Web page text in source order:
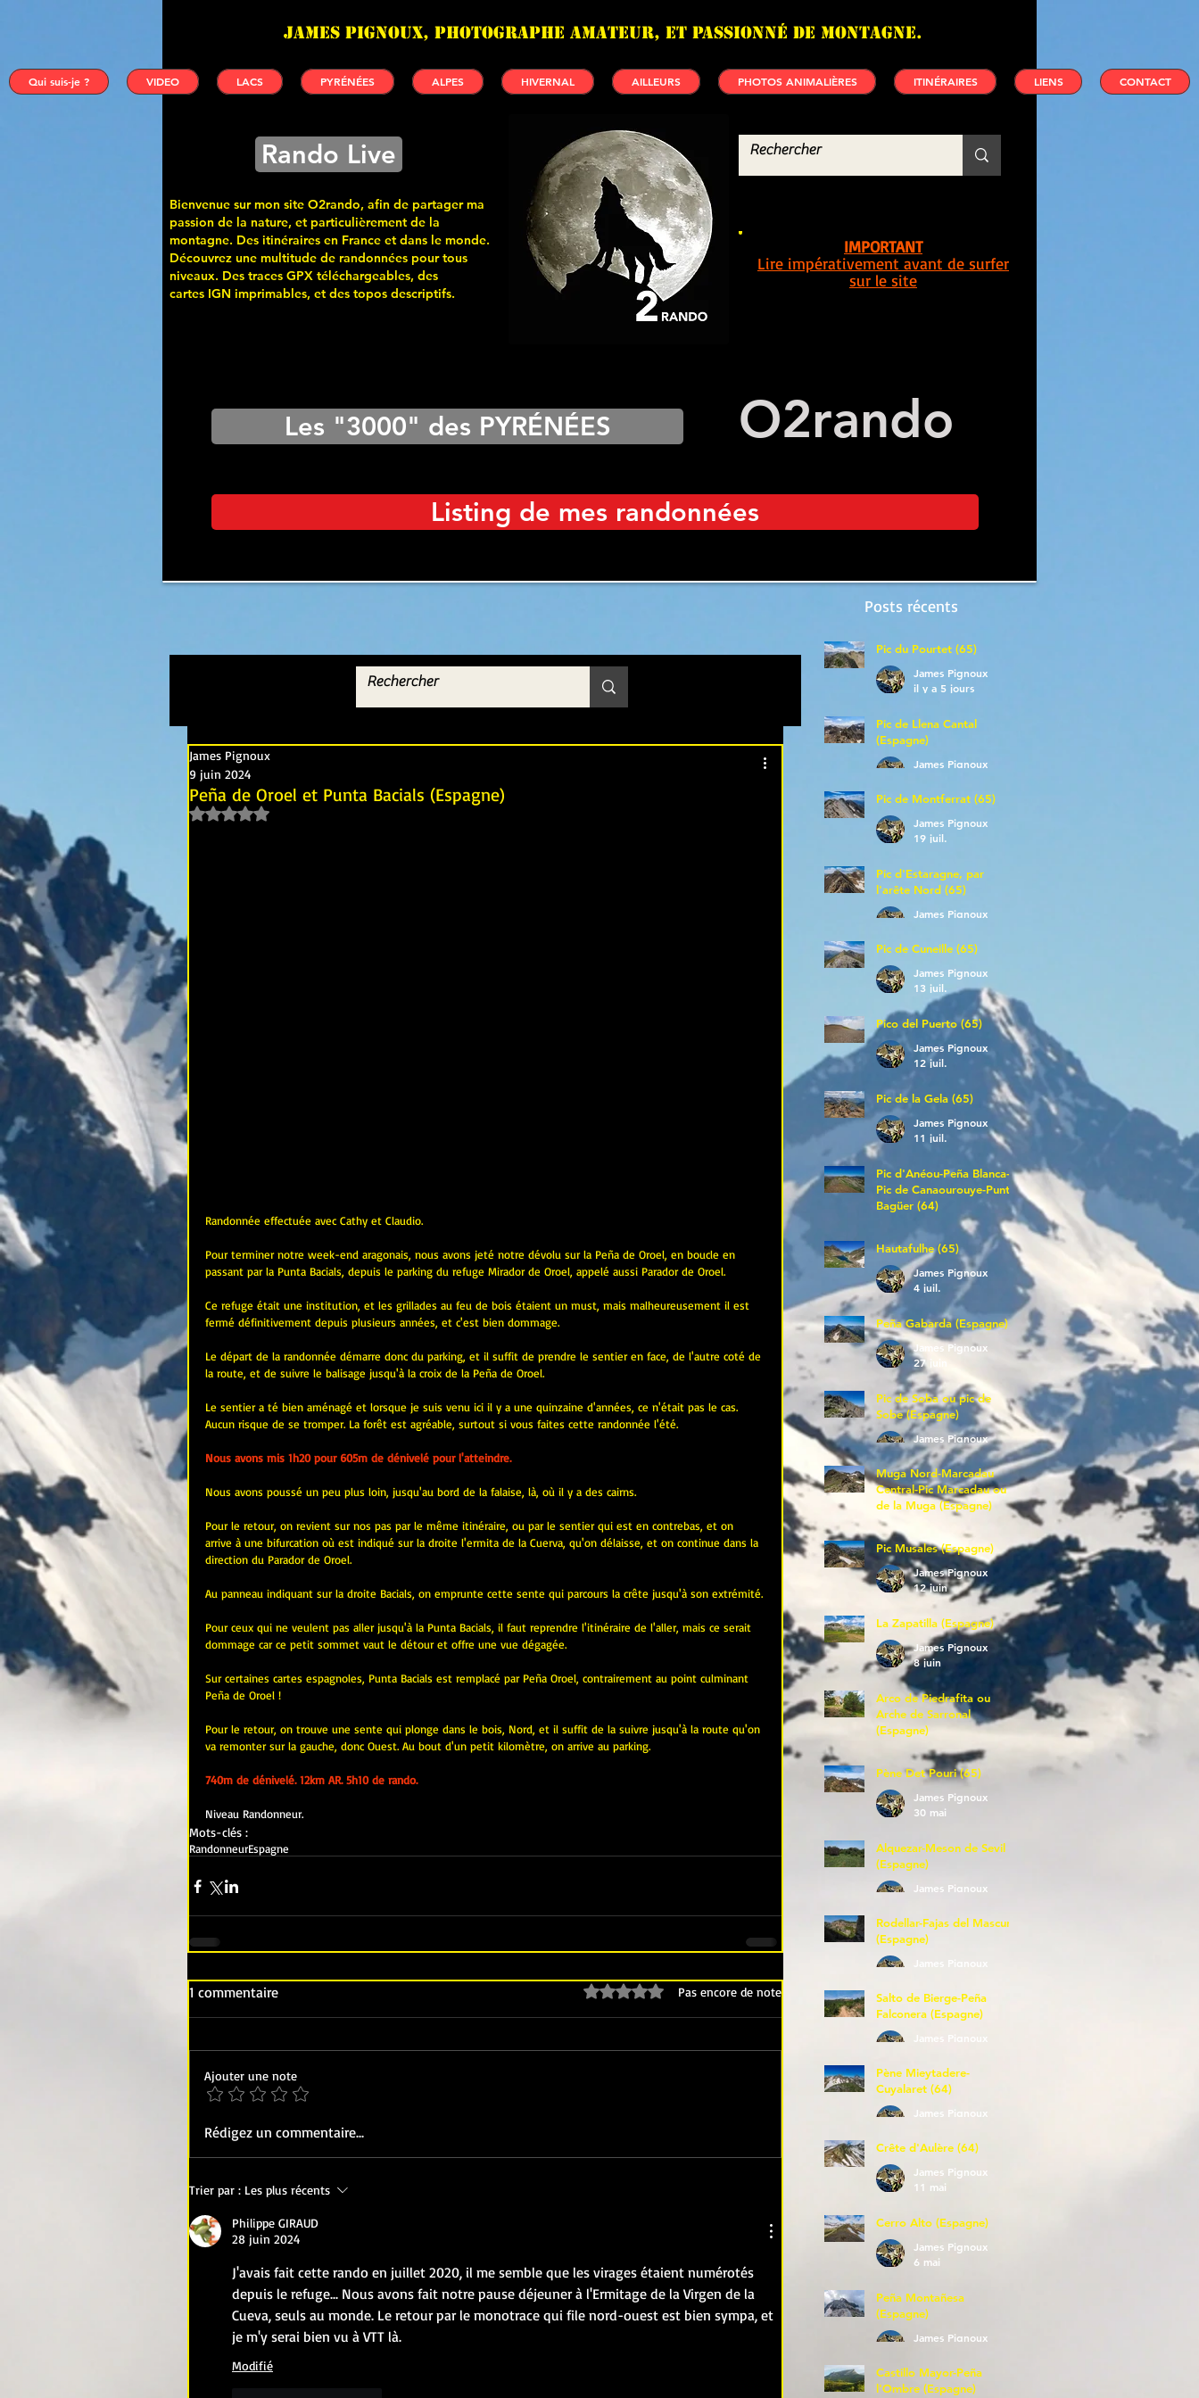
James PIGNOUX, photographe amateur, et passionné de montagne.
Qui suis-je ? VIDEO LACS PYRÉNÉES ALPES HIVERNAL AILLEURS PHOTOS ANIMALIÈRES ITINÉRAIRES LIENS CONTACT
Rando Live
Bienvenue sur mon site O2rando, afin de partager ma
passion de la nature, et particulièrement de la
montagne. Des itinéraires en France et dans le monde.
Découvrez une multitude de randonnées pour tous
niveaux. Des traces GPX téléchargeables, des
cartes IGN imprimables, et des topos descriptifs.
IMPORTANT
Lire impérativement avant de surfer
sur le site
Les "3000" des PYRÉNÉES O2rando
Listing de mes randonnées
Posts récents
Peña de Oroel et Punta Bacials (Espagne)
James Pignoux
9 juin 2024
Noté NaN étoiles sur 5.
Randonnée effectuée avec Cathy et Claudio.
Pour terminer notre week-end aragonais, nous avons jeté notre dévolu sur la Peña de Oroel, en boucle en
passant par la Punta Bacials, depuis le parking du refuge Mirador de Oroel, appelé aussi Parador de Oroel.
Ce refuge était une institution, et les grillades au feu de bois étaient un must, mais malheureusement il est
fermé définitivement depuis plusieurs années, et c'est bien dommage.
Le départ de la randonnée démarre donc du parking, et il suffit de prendre le sentier en face, de l'autre coté de
la route, et de suivre le balisage jusqu'à la croix de la Peña de Oroel.
Le sentier a té bien aménagé et lorsque je suis venu ici il y a une quinzaine d'années, ce n'était pas le cas.
Aucun risque de se tromper. La forêt est agréable, surtout si vous faites cette randonnée l'été.
Nous avons mis 1h20 pour 605m de dénivelé pour l'atteindre.
Nous avons poussé un peu plus loin, jusqu'au bord de la falaise, là, où il y a des cairns.
Pour le retour, on revient sur nos pas par le même itinéraire, ou par le sentier qui est en contrebas, et on
arrive à une bifurcation où est indiqué sur la droite l'ermita de la Cuerva, qu'on délaisse, et on continue dans la
direction du Parador de Oroel.
Au panneau indiquant sur la droite Bacials, on emprunte cette sente qui parcours la crête jusqu'à son extrémité.
Pour ceux qui ne veulent pas aller jusqu'à la Punta Bacials, il faut reprendre l'itinéraire de l'aller, mais ce serait
dommage car ce petit sommet vaut le détour et offre une vue dégagée.
Sur certaines cartes espagnoles, Punta Bacials est remplacé par Peña Oroel, contrairement au point culminant
Peña de Oroel !
Pour le retour, on trouve une sente qui plonge dans le bois, Nord, et il suffit de la suivre jusqu'à la route qu'on
va remonter sur la gauche, donc Ouest. Au bout d'un petit kilomètre, on arrive au parking.
740m de dénivelé. 12km AR. 5h10 de rando.
Niveau Randonneur.
Mots-clés :
RandonneurEspagne
1 commentaire Noté 0 étoile sur 5. Pas encore de note
Ajouter une note
Rédigez un commentaire...
Trier par : Les plus récents
Philippe GIRAUD
28 juin 2024
J'avais fait cette rando en juillet 2020, il me semble que les virages étaient numérotés
depuis le refuge... Nous avons fait notre pause déjeuner à l'Ermitage de la Virgen de la
Cueva, seuls au monde. Le retour par le monotrace qui file nord-ouest est bien sympa, et
je m'y serai bien vu à VTT là.
Modifié
Pic du Pourtet (65)
James Pignoux
il y a 5 jours
Pic de Llena Cantal
(Espagne)
James Pignoux
Pic de Montferrat (65)
James Pignoux
19 juil.
Pic d'Estaragne, par
l'arête Nord (65)
James Pignoux
Pic de Cuneille (65)
James Pignoux
13 juil.
Pico del Puerto (65)
James Pignoux
12 juil.
Pic de la Gela (65)
James Pignoux
11 juil.
Pic d'Anéou-Peña Blanca-
Pic de Canaourouye-Punta
Bagüer (64)
James Pignoux
5 juil.
Hautafulhe (65)
James Pignoux
4 juil.
Peña Gabarda (Espagne)
James Pignoux
27 juin
Pic de Soba ou pic de
Sobe (Espagne)
James Pignoux
25 juin
Muga Nord-Marcadau
Central-Pic Marcadau ou
de la Muga (Espagne)
21 juin
Pic Musales (Espagne)
James Pignoux
12 juin
La Zapatilla (Espagne)
James Pignoux
8 juin
Arco de Piedrafita ou
Arche de Sarronal
(Espagne)
James Pignoux
7 juin
Pène Det Pouri (65)
James Pignoux
30 mai
Alquezar-Meson de Sevil
(Espagne)
James Pignoux
Rodellar-Fajas del Mascun
(Espagne)
James Pignoux
Salto de Bierge-Peña
Falconera (Espagne)
James Pignoux
Pène Mieytadere-
Cuyalaret (64)
James Pignoux
Crête d'Aulère (64)
James Pignoux
11 mai
Cerro Alto (Espagne)
James Pignoux
6 mai
Peña Montañesa
(Espagne)
James Pignoux
Castillo Mayor-Peña
l'Ombre (Espagne)